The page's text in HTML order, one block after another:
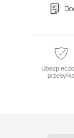
przesyłka